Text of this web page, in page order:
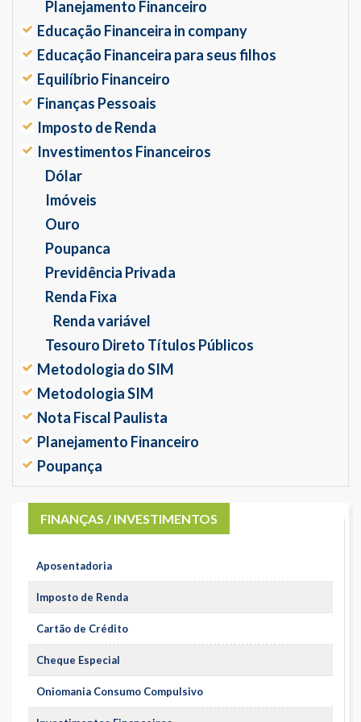
Planejamento Financeiro
Educação Financeira in company
Educação Financeira para seus filhos
Equilíbrio Financeiro
Finanças Pessoais
Imposto de Renda
Investimentos Financeiros
Dólar
Imóveis
Ouro
Poupanca
Previdência Privada
Renda Fixa
Renda variável
Tesouro Direto Títulos Públicos
Metodologia do SIM
Metodologia SIM
Nota Fiscal Paulista
Planejamento Financeiro
Poupança
FINANÇAS / INVESTIMENTOS
Aposentadoria
Imposto de Renda
Cartão de Crédito
Cheque Especial
Oniomania Consumo Compulsivo